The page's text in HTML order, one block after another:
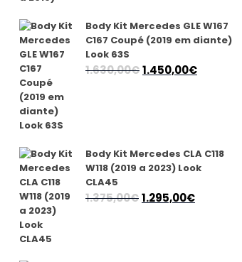
era:
1.350,00€.
é:
1.250,00€.
Body Kit Mercedes GLE W167
C167 Coupé (2019 em diante)
Look 63S
1.630,00€O
1.450,00€O
Body Kit Mercedes CLA C118
W118 (2019 a 2023) Look
CLA45
1.375,00€O
1.295,00€O